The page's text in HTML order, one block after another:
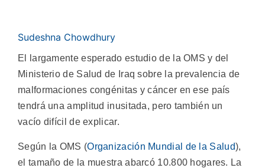
Sudeshna Chowdhury
El largamente esperado estudio de la OMS y del
Ministerio de Salud de Iraq sobre la prevalencia de
malformaciones congénitas y cáncer en ese país
tendrá una amplitud inusitada, pero también un
vacío difícil de explicar.
Según la OMS (Organización Mundial de la Salud),
el tamaño de la muestra abarcó 10.800 hogares. La